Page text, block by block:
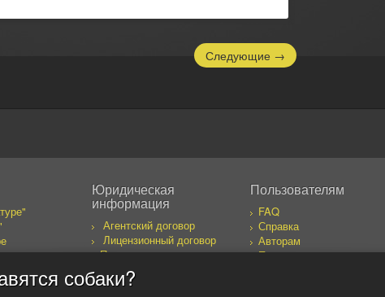
Следующие →
Юридическая
информация
Агентский договор
Лицензионный договор
Правила пользования
сайтом
Пользователям
FAQ
Справка
Авторам
Покупателям
собаки?